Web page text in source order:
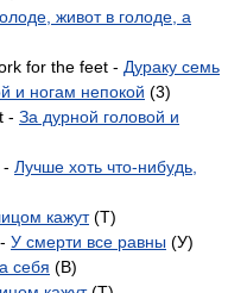
живот в голоде, а
for the feet - Дураку семь
и ногам непокой (3)
- За дурной головой и
Лучше хоть что-нибудь,
кажут(T)
У смерти все равны (У)
себя (B)